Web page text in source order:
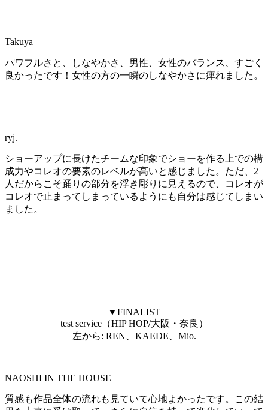
Takuya
パワフルさと、しなやかさ、男性、女性のバランス、すごく
良かったです！女性の方の一瞬のしなやかさに痺れました。
ryj.
ショーアップに長けたチームな印象でショーを作る上での構
成力やコレオの要素のレベルが高いと感じました。ただ、2
人だからこそ踊りの部分を浮き彫りに見えるので、コレオが
コレオで止まってしまっているようにも自分は感じてしまい
ました。
▼FINALIST
test service（HIP HOP/大阪・奈良）
左から: REN、KAEDE、Mio.
NAOSHI IN THE HOUSE
質感も作品全体の流れも見ていて心地よかったです。この結